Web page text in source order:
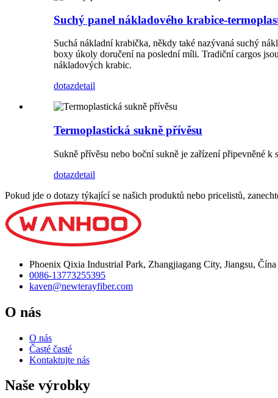
Suchý panel nákladového krabice-
Suchá nákladní krabička, někdy také nazývaná suchý
boxy úkoly doručení na poslední míli. Tradiční cargos
nákladových krabic.
dotazdetail
Termoplastická sukně přívěsu
Sukně přívěsu nebo boční sukně je zařízení připevněné
dotazdetail
Pokud jde o dotazy týkající se našich produktů nebo pricelistů,
Phoenix Qixia Industrial Park, Zhangjiagang City, Jiangsu, Čína
0086-13773255395
kaven@newterayfiber.com
O nás
O nás
Časté časté
Kontaktujte nás
Naše výrobky